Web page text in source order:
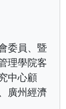
委員、暨
理學院客
中心顧
廣州經濟